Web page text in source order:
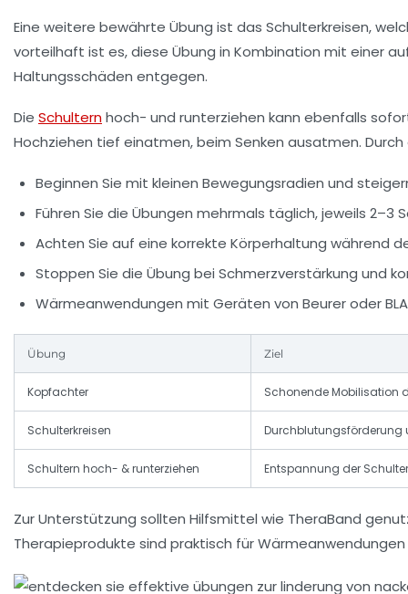
Eine weitere bewährte Übung ist das Schulterkreisen,
vorteilhaft ist es, diese Übung in Kombination mit einer
Haltungsschäden entgegen.
Die Schulternhoch- und runterziehen kann ebenfalls
Hochziehen tief einatmen, beim Senken ausatmen.
Beginnen Sie mit kleinen Bewegungsradien und
Führen Sie die Übungen mehrmals täglich, jeweils 2–3
Achten Sie auf eine korrekte Körperhaltung während
Stoppen Sie die Übung bei Schmerzverstärkung und
Wärmeanwendungen mit Geräten von Beurer oder
Übung Ziel
Kopfachter Schonende Mobilisation
Schulterkreisen Durchblutungsförderung
Schultern hoch- & runterziehen Entspannung der
Zur Unterstützung sollten Hilfsmittel wie TheraBand
Therapieprodukte sind praktisch für Wärmeanwendungen